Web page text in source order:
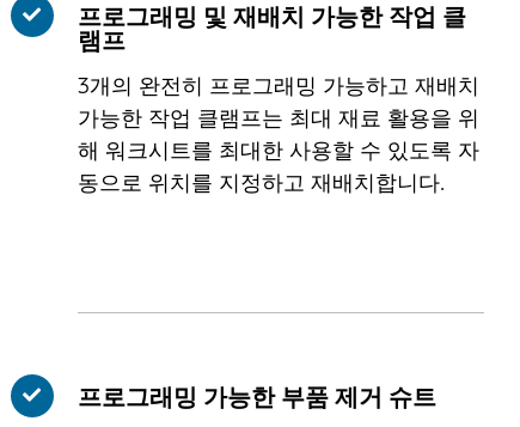
프로그래밍 및 재배치 가능한 작업 클
램프
3개의 완전히 프로그래밍 가능하고 재배치
가능한 작업 클램프는 최대 재료 활용을 위
해 워크시트를 최대한 사용할 수 있도록 자
동으로 위치를 지정하고 재배치합니다.
프로그래밍 가능한 부품 제거 슈트